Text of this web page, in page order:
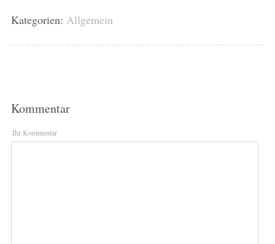
Kategorien: Allgemein
Kommentar
Ihr Kommentar